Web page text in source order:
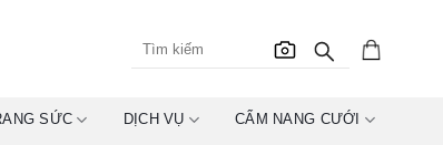
SỨC DỊCH VỤ CẨM NANG CƯỚI